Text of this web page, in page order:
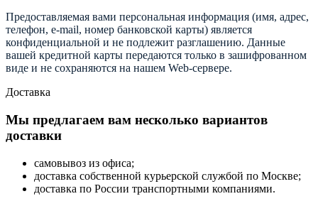
Предоставляемая вами персональная информация (имя, адрес,
телефон, e-mail, номер банковской карты) является
конфиденциальной и не подлежит разглашению. Данные
вашей кредитной карты передаются только в зашифрованном
виде и не сохраняются на нашем Web-сервере.
Доставка
Мы предлагаем вам несколько вариантов
доставки
самовывоз из офиса;
доставка собственной курьерской службой по Москве;
доставка по России транспортными компаниями.